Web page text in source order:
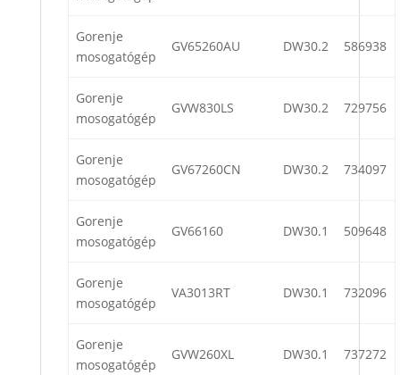
Gorenje
mosogatógép
GV65260AU DW30.2 586938
Gorenje
mosogatógép
GVW830LS DW30.2 729756
Gorenje
mosogatógép
GV67260CN DW30.2 734097
Gorenje
mosogatógép
GV66160 DW30.1 509648
Gorenje
mosogatógép
VA3013RT DW30.1 732096
Gorenje
mosogatógép
GVW260XL DW30.1 737272